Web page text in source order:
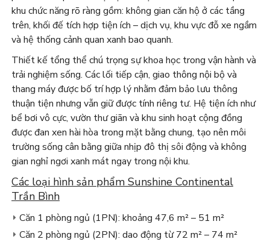
khu chức năng rõ ràng gồm: không gian căn hộ ở các tầng
trên, khối đế tích hợp tiện ích – dịch vụ, khu vực đỗ xe ngầm
và hệ thống cảnh quan xanh bao quanh.
Thiết kế tổng thể chú trọng sự khoa học trong vận hành và
trải nghiệm sống. Các lối tiếp cận, giao thông nội bộ và
thang máy được bố trí hợp lý nhằm đảm bảo lưu thông
thuận tiện nhưng vẫn giữ được tính riêng tư. Hệ tiện ích như
bể bơi vô cực, vườn thư giãn và khu sinh hoạt cộng đồng
được đan xen hài hòa trong mặt bằng chung, tạo nên môi
trường sống cân bằng giữa nhịp đô thị sôi động và không
gian nghỉ ngơi xanh mát ngay trong nội khu.
Các loại hình sản phẩm Sunshine Continental
Trần Bình
Căn 1 phòng ngủ (1PN): khoảng 47,6 m² – 51 m²
Căn 2 phòng ngủ (2PN): dao động từ 72 m² – 74 m²